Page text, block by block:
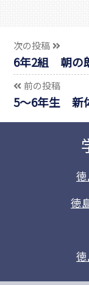
次の投稿
6年2組 朝の
前の投稿
5～6年生 新
徳